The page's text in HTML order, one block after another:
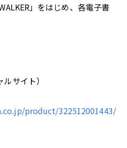
」をはじめ、各電子書
ルサイト）
product/322512001443/